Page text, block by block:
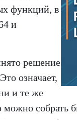
функций, в
и
решение
означает,
и те же
собрать